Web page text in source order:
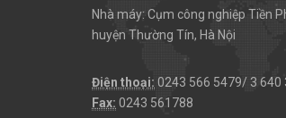
Nhà máy: Cụm công nghiệp Tiền
huyện Thường Tín, Hà Nội
Điện thoại: 0243 566 5479/ 3
Fax: 0243 561788